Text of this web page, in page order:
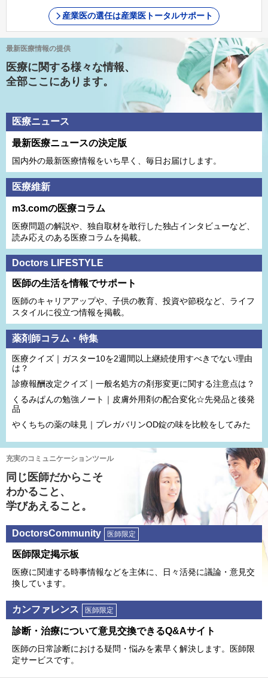
産業医の選任は産業医トータルサポート
最新医療情報の提供
医療に関する様々な情報、
全部ここにあります。
医療ニュース
最新医療ニュースの決定版
国内外の最新医療情報をいち早く、毎日お届けします。
医療維新
m3.comの医療コラム
医療問題の解説や、独⾃取材を敢⾏した独占インタビューなど、
読み応えのある医療コラムを掲載。
Doctors LIFESTYLE
医師の生活を情報でサポート
医師のキャリアアップや、子供の教育、投資や節税など、ライフ
スタイルに役立つ情報を掲載。
薬剤師コラム・特集
医療クイズ｜ガスター10を2週間以上継続使用すべきでない理由
は？
診療報酬改定クイズ｜一般名処方の剤形変更に関する注意点は？
くるみぱんの勉強ノート｜皮膚外用剤の配合変化☆先発品と後発
品
やくちちの薬の味見｜プレガバリンOD錠の味を比較をしてみた
充実のコミュニケーションツール
同じ医師だからこそ
わかること、
学びあえること。
DoctorsCommunity 医師限定
医師限定掲⽰板
医療に関連する時事情報などを主体に、⽇々活発に議論・意⾒交
換しています。
カンファレンス 医師限定
診断・治療について意⾒交換できるQ&Aサイト
医師の⽇常診断における疑問・悩みを素早く解決します。医師限
定サービスです。